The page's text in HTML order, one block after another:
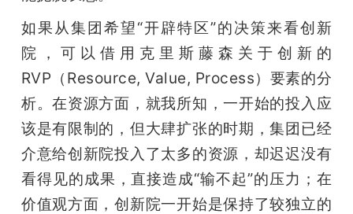
如果从集团希望“开辟特区”的决策来看创新
院，可以借用克里斯藤森关于创新的
RVP（Resource, Value, Process）要素的分
析。在资源方面，就我所知，一开始的投入应
该是有限制的，但大肆扩张的时期，集团已经
介意给创新院投入了太多的资源，却迟迟没有
看得见的成果，直接造成“输不起”的压力；在
价值观方面，创新院一开始是保持了较独立的